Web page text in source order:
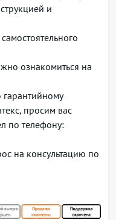
пакетов SIP и RTP
на
Diffserv
(router) и моста
к сети
и
ознакомиться на
просим вас
по телефону:
на консультацию по